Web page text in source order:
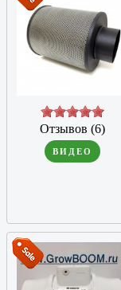
Отзывов (6)
ВИДЕО